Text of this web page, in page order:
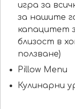
игра за
за нашите
капацитет
близост в
ползване)
Pillow Menu
Кулинарни